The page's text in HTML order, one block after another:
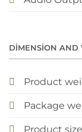
DIMENSION AND
Product
Package
Product